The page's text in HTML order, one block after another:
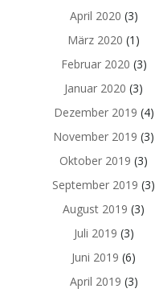
April 2020 (3)
März 2020 (1)
Februar 2020 (3)
Januar 2020 (3)
Dezember 2019 (4)
November 2019 (3)
Oktober 2019 (3)
September 2019 (3)
August 2019 (3)
Juli 2019 (3)
Juni 2019 (6)
April 2019 (3)